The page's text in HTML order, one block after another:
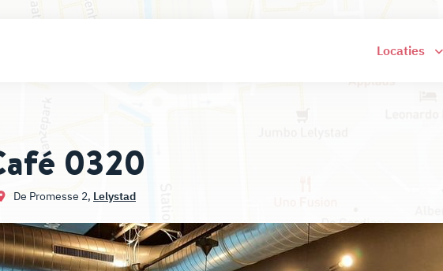
Locaties
0320
De Promesse 2, Lelystad